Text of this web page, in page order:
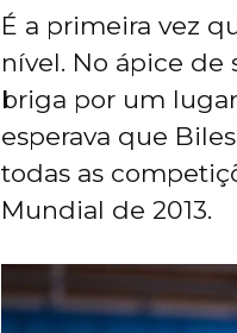
É a primeira vez
nível. No ápice de
briga por um
esperava que
todas as
Mundial de 2013.